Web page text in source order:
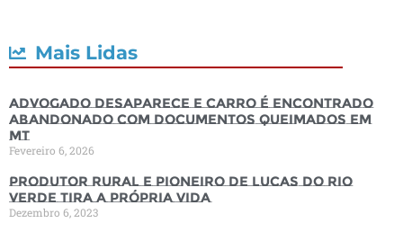
Mais Lidas
Advogado desaparece e carro é encontrado
abandonado com documentos queimados em
MT
Fevereiro 6, 2026
Produtor rural e pioneiro de Lucas do Rio
Verde tira a própria vida
Dezembro 6, 2023